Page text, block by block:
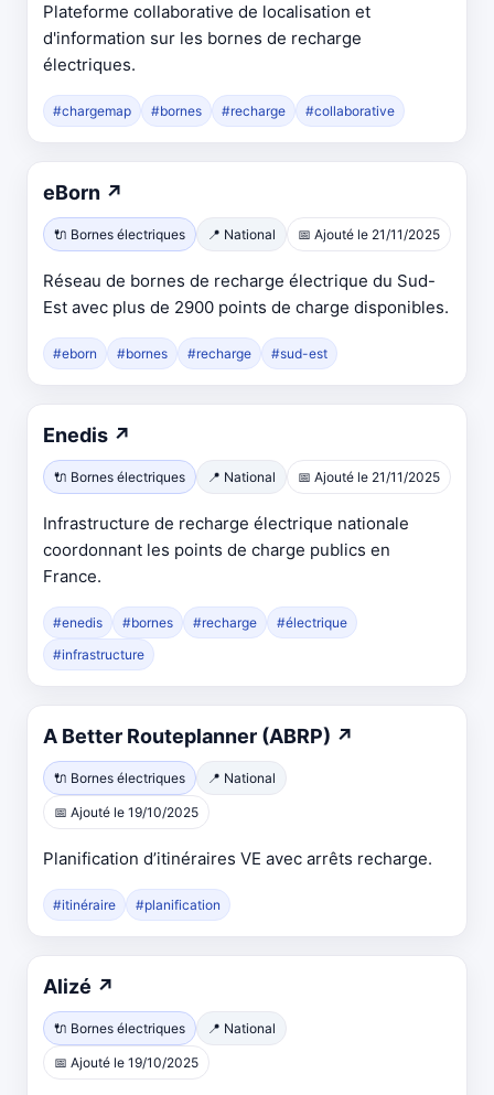
nouvel
onglet
Plateforme collaborative de localisation et
d'information sur les bornes de recharge
électriques.
#chargemap #bornes #recharge #collaborative
eBorn ↗
dans
un
nouvel
onglet
🔌 Bornes électriques 📍 National 📅 Ajouté le 21/11/2025
Réseau de bornes de recharge électrique du Sud-
Est avec plus de 2900 points de charge disponibles.
#eborn #bornes #recharge #sud-est
Enedis ↗
dans
un
nouvel
onglet
🔌 Bornes électriques 📍 National 📅 Ajouté le 21/11/2025
Infrastructure de recharge électrique nationale
coordonnant les points de charge publics en
France.
#enedis #bornes #recharge
#électrique
#infrastructure
A Better Routeplanner (ABRP) ↗
onglet
🔌 Bornes électriques 📍 National
📅 Ajouté le 19/10/2025
Planification d’itinéraires VE avec arrêts recharge.
#itinéraire #planification
Alizé ↗
dans
un
🔌 Bornes électriques 📍 National
📅 Ajouté le 19/10/2025